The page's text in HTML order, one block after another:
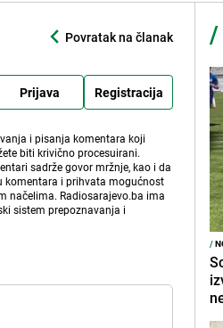
Povratak na članak
Prijava Registracija
i pisanja komentara koji
biti krivično procesuirani.
sadrže govor mržnje, kao i da
komentara i prihvata mogućnost
načelima. Radiosarajevo.ba ima
sistem prepoznavanja i
/
/